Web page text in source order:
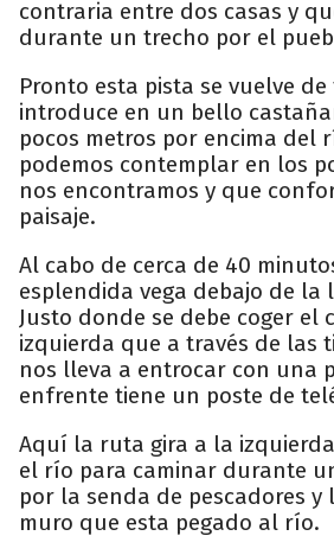
contraria entre dos casas y
durante un trecho por el
Pronto esta pista se vuelve de
introduce en un bello
pocos metros por encima del
podemos contemplar en los
nos encontramos y que
paisaje.
Al cabo de cerca de 40
esplendida vega debajo de la
Justo donde se debe coger el
izquierda que a través de las
nos lleva a entrocar con una
enfrente tiene un poste de
Aquí la ruta gira a la
el río para caminar durante
por la senda de pescadores y
muro que esta pegado al río.